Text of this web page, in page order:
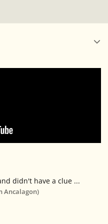
didn't have a clue ...
Ancalagon)